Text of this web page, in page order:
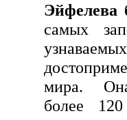
Эйфелева
самых
узнаваемых
мира.
более